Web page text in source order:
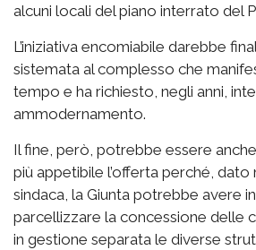
alcuni locali del piano interrato del
L’iniziativa encomiabile darebbe
sistemata al complesso che
tempo e ha richiesto, negli anni,
ammodernamento.
Il fine, però, potrebbe essere
più appetibile l’offerta perché,
sindaca, la Giunta potrebbe avere
parcellizzare la concessione delle
in gestione separata le diverse